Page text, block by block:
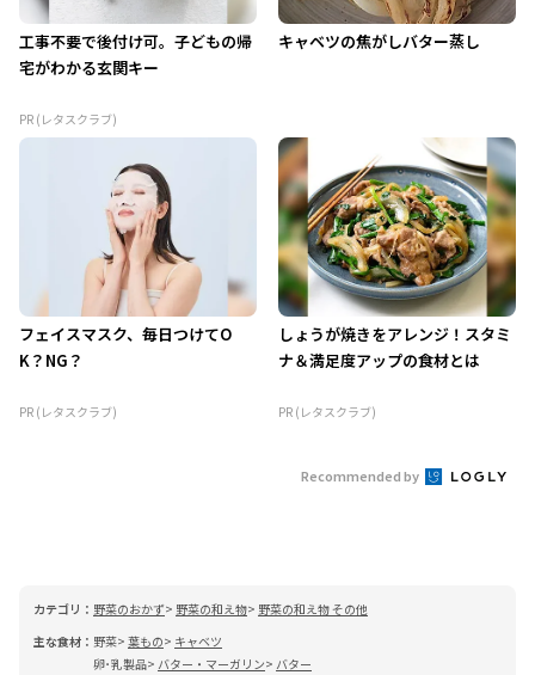
工事不要で後付け可。子どもの帰
宅がわかる玄関キー
PR (レタスクラブ)
キャベツの焦がしバター蒸し
フェイスマスク、毎日つけてO
K？NG？
PR (レタスクラブ)
しょうが焼きをアレンジ！スタミ
ナ＆満足度アップの食材とは
PR (レタスクラブ)
Recommended by
カテゴリ： 野菜のおかず 野菜の和え物
野菜の和え物 その他
主な食材： 野菜 葉もの
キャベツ
卵･乳製品
バター・マーガリン
バター